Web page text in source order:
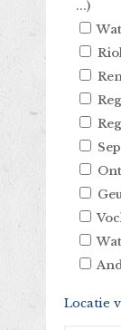
...)
Locatie